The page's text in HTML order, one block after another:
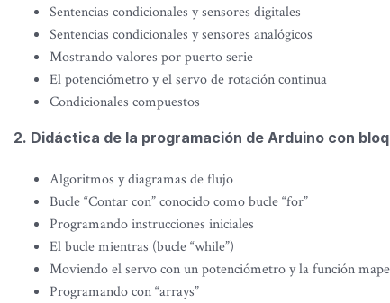
Sentencias condicionales y sensores digitales
Sentencias condicionales y sensores analógicos
Mostrando valores por puerto serie
El potenciómetro y el servo de rotación continua
Condicionales compuestos
2. Didáctica de la programación de Arduino con
Algoritmos y diagramas de flujo
Bucle “Contar con” conocido como bucle “for”
Programando instrucciones iniciales
El bucle mientras (bucle “while”)
Moviendo el servo con un potenciómetro y la función
Programando con “arrays”